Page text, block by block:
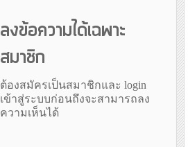
ลงข้อความได้เฉพาะ
สมาชิก
ต้องสมัครเป็นสมาชิกและ login
เข้าสู่ระบบก่อนถึงจะสามารถลง
ความเห็นได้